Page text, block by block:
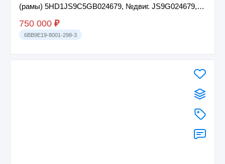
(рамы) 5HD1JS9C5GB024679, №двиг. JS9G024679,
750 000 ₽
6BB9E19-8001-298-3